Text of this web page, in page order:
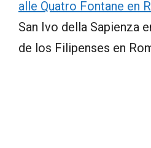
alle Quatro Fontane en
San Ivo della Sapienza
de los Filipenses en